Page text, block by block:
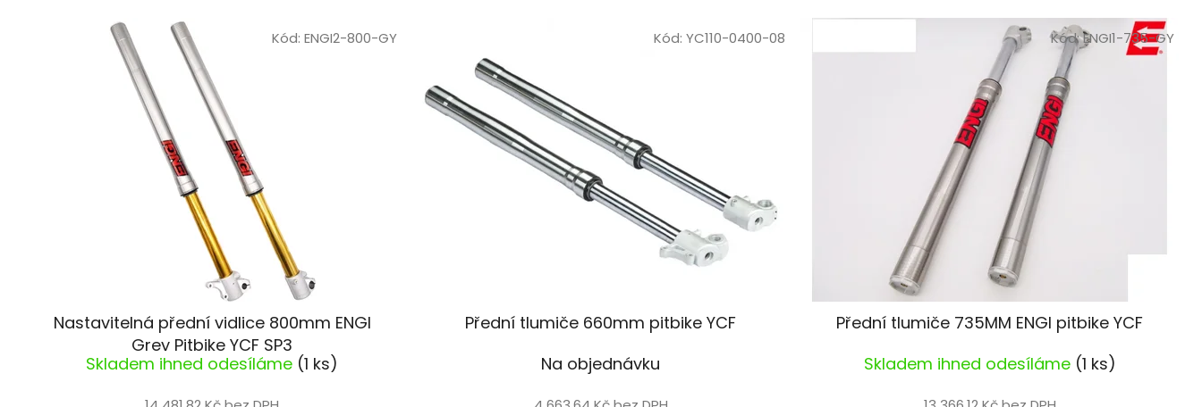
p
k
t
ů
Nastavitelná přední vidlice 800mm ENGI
Grey Pitbike YCF SP3
Skladem ihned odesíláme (1 ks)
Kód: ENGI2-800-GY
Přední tlumiče 660mm pitbike YCF
Na objednávku
Kód:YC110-0400-08
Přední tlumiče 735MM ENGI pitbike YCF
Skladem ihned odesíláme (1 ks)
Kód:ENGI1-735-GY